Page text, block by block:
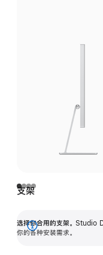
支架
选择你合用的支架。 Studio
你的各种安装需求。
展